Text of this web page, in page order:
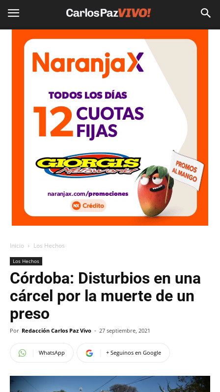
Inicio Los Hechos
Los Hechos
Córdoba: Disturbios en una
cárcel por la muerte de un
preso
Por Redacción Carlos Paz Vivo - 27 septiembre, 2021
WhatsApp + Seguinos en Google